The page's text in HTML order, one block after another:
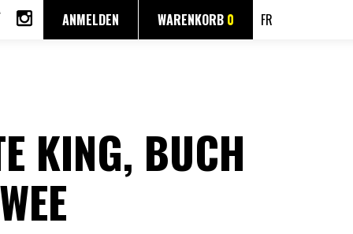
ANMELDEN WARENKORB 0 FR
KING, BUCH